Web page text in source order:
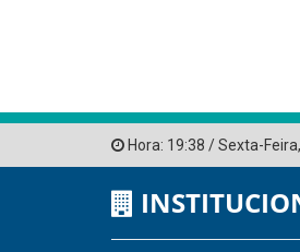
Hora: 19:38 /Sexta-Feira,